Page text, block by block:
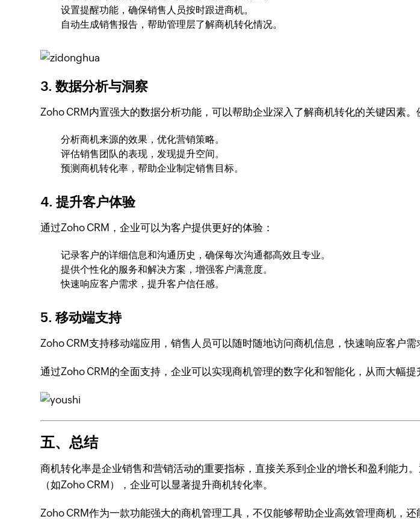
设置提醒功能，确保销售人员按时跟进商机。
自动生成销售报告，帮助管理层了解商机转化情况。
3.数据分析与洞察
Zoho CRM内置强大的数据分析功能，可以帮助企业深入了解商机转化的关键因素。
分析商机来源的效果，优化营销策略。
评估销售团队的表现，发现提升空间。
预测商机转化率，帮助企业制定销售目标。
4.提升客户体验
通过Zoho CRM，企业可以为客户提供更好的体验：
记录客户的详细信息和沟通历史，确保每次沟通都高效且专业。
提供个性化的服务和解决方案，增强客户满意度。
快速响应客户需求，提升客户信任感。
5.移动端支持
Zoho CRM支持移动端应用，销售人员可以随时随地访问商机信息，快速响应客户需
通过Zoho CRM的全面支持，企业可以实现商机管理的数字化和智能化，从而大幅提
五、总结
商机转化率是企业销售和营销活动的重要指标，直接关系到企业的增长和盈利能力
（如Zoho CRM），企业可以显著提升商机转化率。
Zoho CRM作为一款功能强大的商机管理工具，不仅能够帮助企业高效管理商机，